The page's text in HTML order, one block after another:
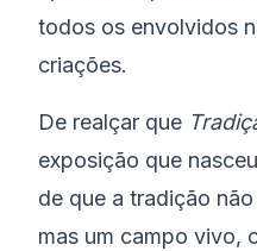
todos os envolvidos
criações.
De realçar que
exposição que
de que a tradição
mas um campo vivo,